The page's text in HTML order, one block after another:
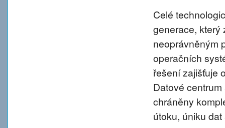
Celé
generace, který
neoprávněným
operačních
řešení zajišťuje
Datové
chráněny
útoku, úniku